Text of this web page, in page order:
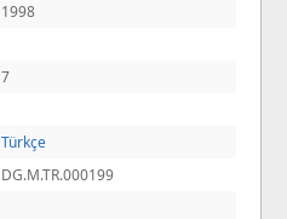
1998
7
Türkçe
DG.M.TR.000199